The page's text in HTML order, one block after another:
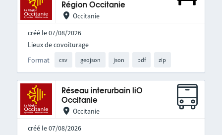
Région Occitanie
Occitanie
créé le 07/08/2026
Format csv geojson json pdf zip
Lieux de covoiturage
Réseau interurbain liO
Occitanie
Occitanie
créé le 07/08/2026